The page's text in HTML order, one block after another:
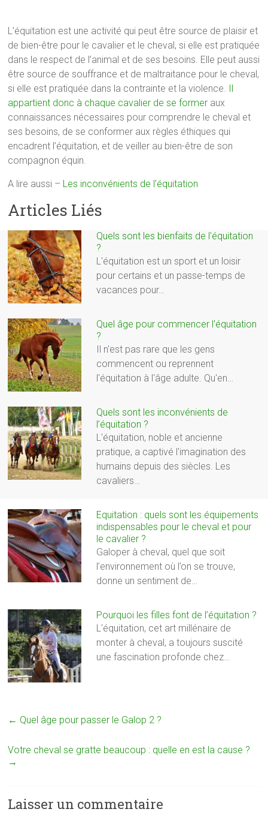
L’équitation est une activité qui peut être source de plaisir et
de bien-être pour le cavalier et le cheval, si elle est pratiquée
dans le respect de l’animal et de ses besoins. Elle peut aussi
être source de souffrance et de maltraitance pour le cheval,
si elle est pratiquée dans la contrainte et la violence. Il
appartient donc à chaque cavalier de se former aux
connaissances nécessaires pour comprendre le cheval et
ses besoins, de se conformer aux règles éthiques qui
encadrent l’équitation, et de veiller au bien-être de son
compagnon équin.
A lire aussi – Les inconvénients de l’équitation
Articles Liés
Quels sont les bienfaits de l'équitation
?
L'équitation est un sport et un loisir
pour certains et un passe-temps de
vacances pour…
Quel âge pour commencer l'équitation
?
Il n'est pas rare que les gens
commencent ou reprennent
l'équitation à l'âge adulte. Qu'en…
Quels sont les inconvénients de
l’équitation ?
L'équitation, noble et ancienne
pratique, a captivé l'imagination des
humains depuis des siècles. Les
cavaliers…
Equitation : quels sont les équipements
indispensables pour le cheval et pour
le cavalier ?
Galoper à cheval, quel que soit
l’environnement où l’on se trouve,
donne un sentiment de…
Pourquoi les filles font de l’équitation ?
L'équitation, cet art millénaire de
monter à cheval, a toujours suscité
une fascination profonde chez…
← Quel âge pour passer le Galop 2 ?
Votre cheval se gratte beaucoup : quelle en est la cause ?
→
Laisser un commentaire